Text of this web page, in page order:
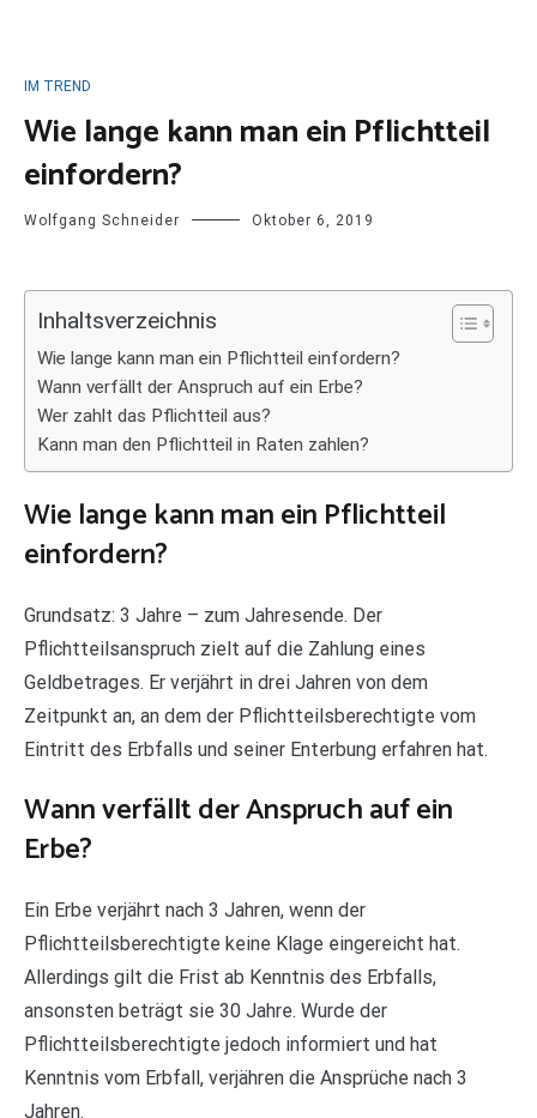
IM TREND
Wie lange kann man ein Pflichtteil
einfordern?
Wolfgang Schneider Oktober 6, 2019
Inhaltsverzeichnis
Wie lange kann man ein Pflichtteil einfordern?
Wann verfällt der Anspruch auf ein Erbe?
Wer zahlt das Pflichtteil aus?
Kann man den Pflichtteil in Raten zahlen?
Wie lange kann man ein Pflichtteil
einfordern?
Grundsatz: 3 Jahre – zum Jahresende. Der
Pflichtteilsanspruch zielt auf die Zahlung eines
Geldbetrages. Er verjährt in drei Jahren von dem
Zeitpunkt an, an dem der Pflichtteilsberechtigte vom
Eintritt des Erbfalls und seiner Enterbung erfahren hat.
Wann verfällt der Anspruch auf ein
Erbe?
Ein Erbe verjährt nach 3 Jahren, wenn der
Pflichtteilsberechtigte keine Klage eingereicht hat.
Allerdings gilt die Frist ab Kenntnis des Erbfalls,
ansonsten beträgt sie 30 Jahre. Wurde der
Pflichtteilsberechtigte jedoch informiert und hat
Kenntnis vom Erbfall, verjähren die Ansprüche nach 3
Jahren.